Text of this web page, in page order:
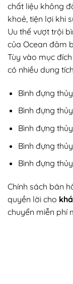
chất liệu không
khoẻ, tiện lợi khi
Uu thế vượt trội
của Ocean đảm
Tùy vào mục
có nhiều dung
Bình đựng
Bình đựng
Bình đựng
Bình đựng
Bình đựng
Chính sách bán
quyền lời cho
chuyển miễn phí